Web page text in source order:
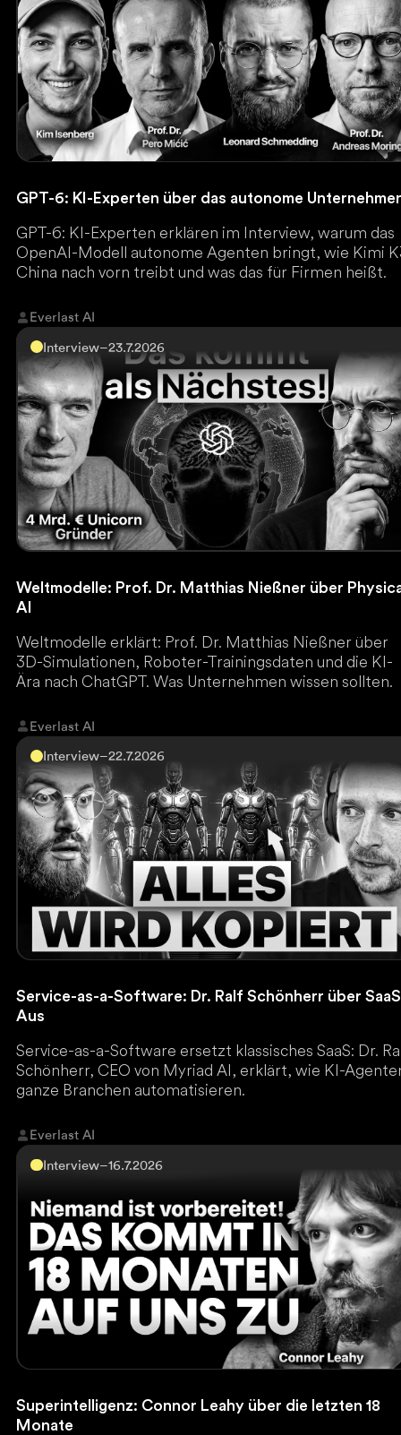
GPT-6: KI-Experten über das autonome
GPT-6: KI-Experten erklären im Interview, warum das
OpenAI-Modell autonome Agenten bringt, wie Kimi
China nach vorn treibt und was das für Firmen heißt.
Everlast AI
Interview–23.7.2026
Weltmodelle: Prof. Dr. Matthias Nießner über
AI
Weltmodelle erklärt: Prof. Dr. Matthias Nießner über
3D-Simulationen, Roboter-Trainingsdaten und die KI-
Ära nach ChatGPT. Was Unternehmen wissen sollten.
Everlast AI
Interview–22.7.2026
Service-as-a-Software: Dr. Ralf Schönherr über
Aus
Service-as-a-Software ersetzt klassisches SaaS: Dr.
Schönherr, CEO von Myriad AI, erklärt, wie KI-
ganze Branchen automatisieren.
Everlast AI
Interview–16.7.2026
Superintelligenz: Connor Leahy über die letzten 18
Monate